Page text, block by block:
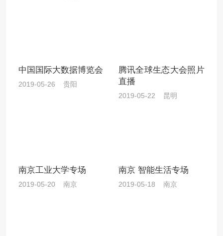
中国国际大数据博览会
2019-05-26 贵阳
腾讯全球生态大会照片
直播
2019-05-22 昆明
南京工业大学专场
2019-05-20 南京
南京 智能生活专场
2019-05-18 南京